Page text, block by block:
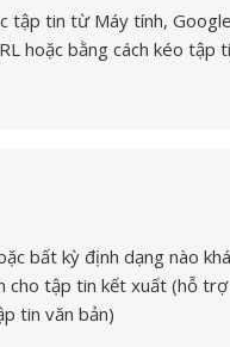
tập tin từ Máy tính,
hoặc bằng cách kéo tập
bất kỳ định dạng nào
cho tập tin kết xuất (hỗ
tin văn bản)